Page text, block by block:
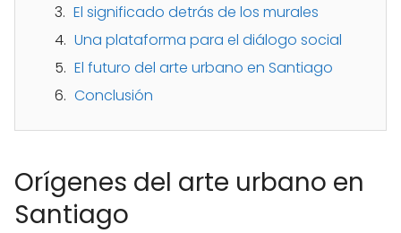
El significado detrás de los murales
Una plataforma para el diálogo social
El futuro del arte urbano en Santiago
Conclusión
Orígenes del arte urbano en
Santiago